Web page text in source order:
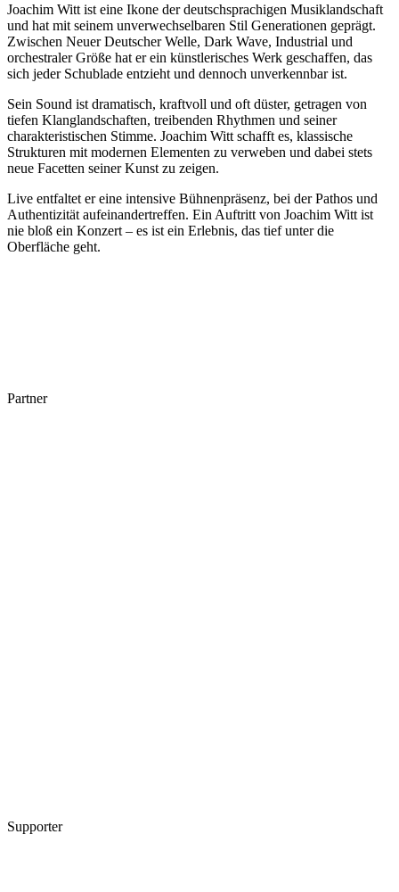
Joachim Witt ist eine Ikone der deutschsprachigen Musiklandschaft
und hat mit seinem unverwechselbaren Stil Generationen geprägt.
Zwischen Neuer Deutscher Welle, Dark Wave, Industrial und
orchestraler Größe hat er ein künstlerisches Werk geschaffen, das
sich jeder Schublade entzieht und dennoch unverkennbar ist.
Sein Sound ist dramatisch, kraftvoll und oft düster, getragen von
tiefen Klanglandschaften, treibenden Rhythmen und seiner
charakteristischen Stimme. Joachim Witt schafft es, klassische
Strukturen mit modernen Elementen zu verweben und dabei stets
neue Facetten seiner Kunst zu zeigen.
Live entfaltet er eine intensive Bühnenpräsenz, bei der Pathos und
Authentizität aufeinandertreffen. Ein Auftritt von Joachim Witt ist
nie bloß ein Konzert – es ist ein Erlebnis, das tief unter die
Oberfläche geht.
Partner
Supporter